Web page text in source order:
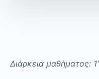
Διάρκεια μαθήματος: